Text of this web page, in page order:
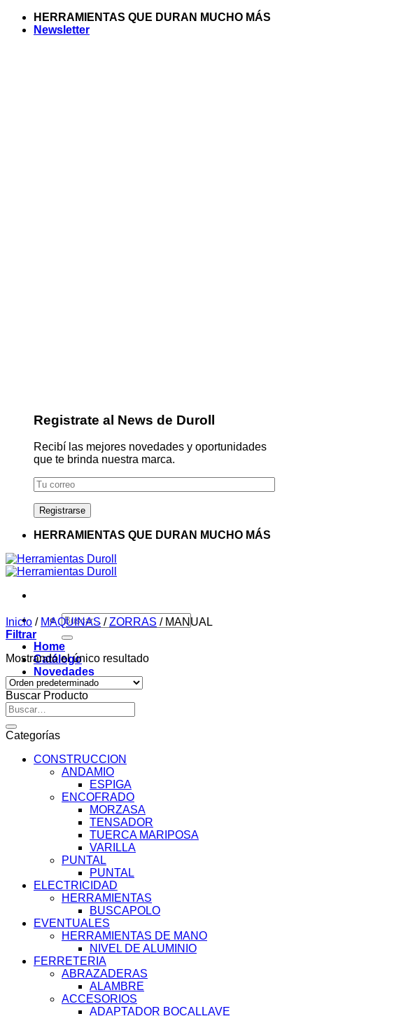
Saltar
HERRAMIENTAS QUE DURAN MUCHO MÁS
Newsletter
Registrate al News de Duroll
Recibí las mejores novedades y oportunidades
que te brinda nuestra marca.
HERRAMIENTAS QUE DURAN MUCHO MÁS
Buscar
por:
Home
Catálogo
Novedades
Contacto
Inicio / MAQUINAS / ZORRAS /MANUAL
Filtrar
Mostrando el único resultado
Buscar Producto
Buscar
por:
Categorías
CONSTRUCCION
ANDAMIO
ESPIGA
ENCOFRADO
MORZASA
TENSADOR
TUERCA MARIPOSA
VARILLA
PUNTAL
PUNTAL
ELECTRICIDAD
HERRAMIENTAS
BUSCAPOLO
EVENTUALES
HERRAMIENTAS DE MANO
NIVEL DE ALUMINIO
FERRETERIA
ABRAZADERAS
ALAMBRE
ACCESORIOS
ADAPTADOR BOCALLAVE